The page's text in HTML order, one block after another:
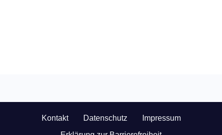
Kontakt Datenschutz
Impressum